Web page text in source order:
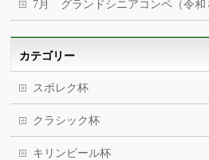
7月 グランドシニアコンペ（令和
カテゴリー
スポレク杯
クラシック杯
キリンビール杯